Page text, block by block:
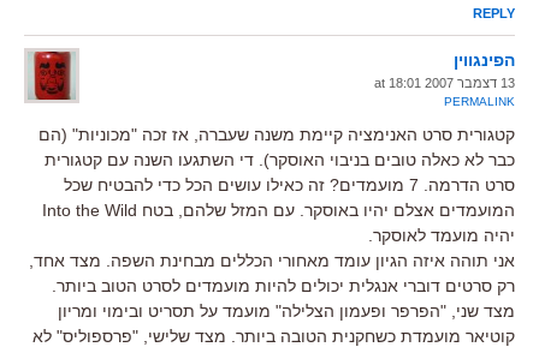
REPLY
הפינגווין
13 דצמבר 2007 at 18:01
PERMALINK
קטגורית סרט האנימציה קיימת משנה שעברה, אז זכה "מכוניות" (הם
כבר לא כאלה טובים בניבוי האוסקר). די השתגעו השנה עם קטגורית
סרט הדרמה. 7 מועמדים? זה כאילו עושים הכל כדי להבטיח שכל
המועמדים אצלם יהיו באוסקר. עם המזל שלהם, בטח Into the Wild
יהיה מועמד לאוסקר.
אני תוהה איזה הגיון עומד מאחורי הכללים מבחינת השפה. מצד אחד,
רק סרטים דוברי אנגלית יכולים להיות מועמדים לסרט הטוב ביותר.
מצד שני, "הפרפר ופעמון הצלילה" מועמד על תסריט ובימוי ומריון
קוטיאר מועמדת כשחקנית הטובה ביותר. מצד שלישי, "פרספוליס" לא